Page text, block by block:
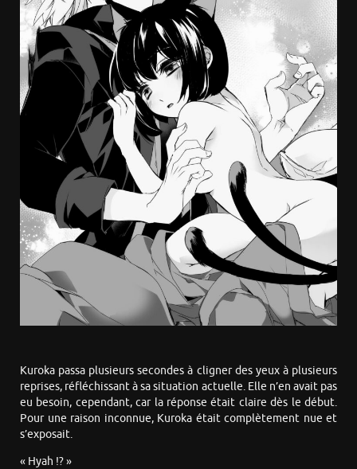
Kuroka passa plusieurs secondes à cligner des yeux à plusieurs
reprises, réfléchissant à sa situation actuelle. Elle n’en avait pas
eu besoin, cependant, car la réponse était claire dès le début.
Pour une raison inconnue, Kuroka était complètement nue et
s’exposait.
« Hyah !? »